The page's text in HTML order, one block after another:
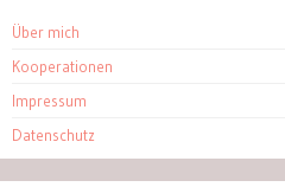
Über mich
Kooperationen
Impressum
Datenschutz